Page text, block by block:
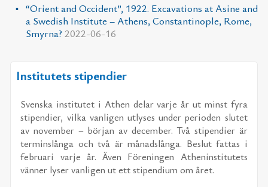
“Orient and Occident”, 1922. Excavations at Asine and
a Swedish Institute – Athens, Constantinople, Rome,
Smyrna? 2022-06-16
Institutets stipendier
Svens­ka in­sti­tu­tet i Athen de­lar var­je år ut minst fyra
sti­pen­di­er, vil­ka van­li­gen ut­ly­ses un­der pe­ri­o­den slu­tet
av no­vem­ber – bör­jan av de­cem­ber. Två sti­pen­di­er är
ter­min­s­långa och två är må­nads­långa. Be­slut fat­tas i
feb­ru­a­ri var­je år. Även För­e­ning­en Athe­nin­sti­tu­tets
vän­ner ly­ser van­li­gen ut ett sti­pen­di­um om året.